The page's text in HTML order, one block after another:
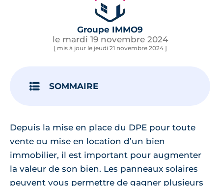
Groupe IMMO9
le mardi 19 novembre 2024
[ mis à jour le jeudi 21 novembre 2024 ]
SOMMAIRE
Depuis la mise en place du DPE pour toute
vente ou mise en location d’un bien
immobilier, il est important pour augmenter
la valeur de son bien. Les panneaux solaires
peuvent vous permettre de gagner plusieurs